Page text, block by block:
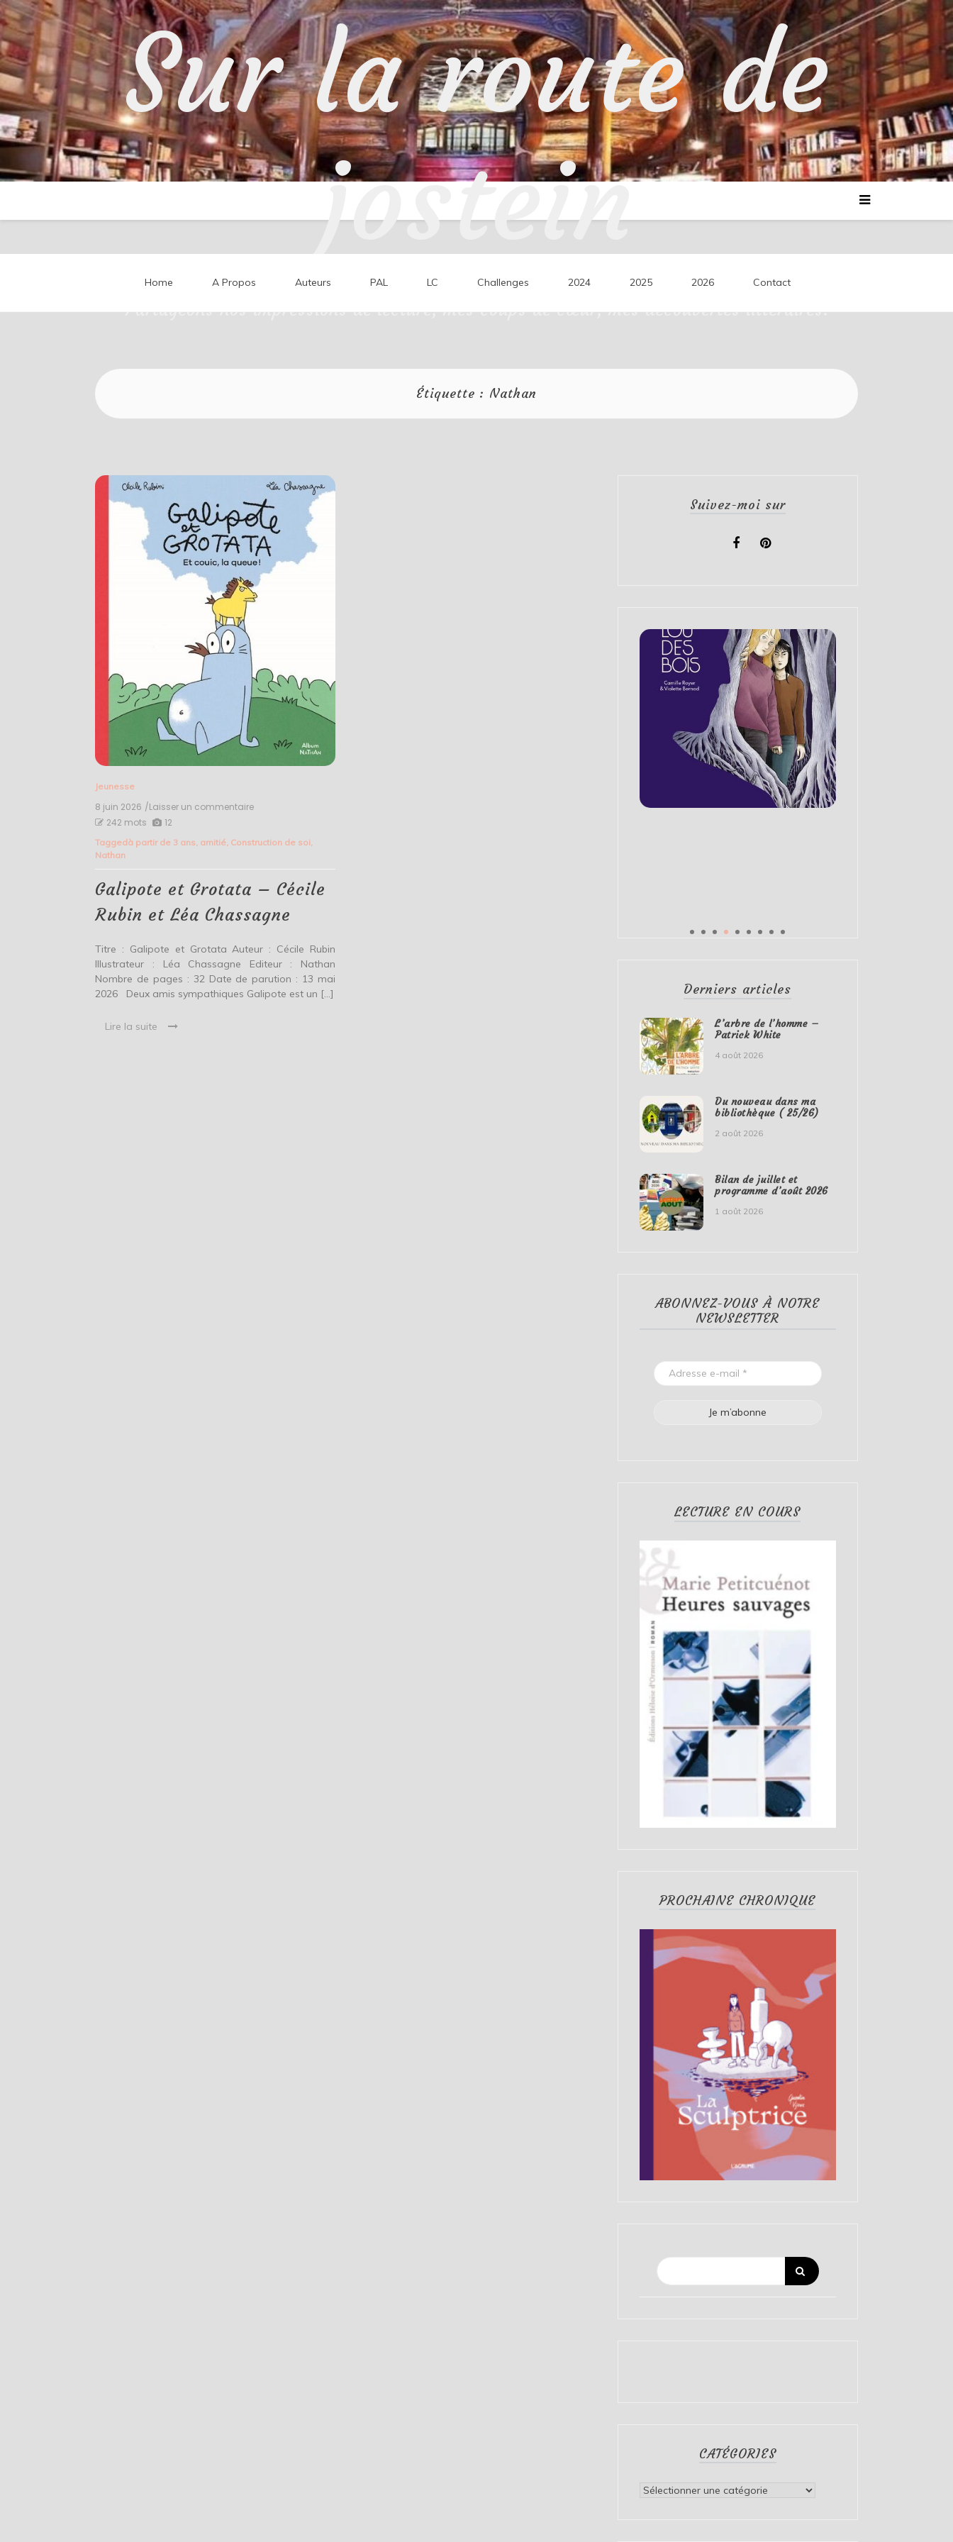
Skip
to
content
Sur la route de
jostein
Partageons nos impressions de lecture, mes coups de cœur, mes découvertes littéraires.
Home A Propos Auteurs PAL LC Challenges 2024 2025 2026 Contact
Étiquette : Nathan
Jeunesse
8 juin 2026 /Laisser un commentaire
Grotata
Rubin
Chassagne
242 mots 12
Taggedà partir de 3 ans amitié Construction de soi
Nathan
Galipote et Grotata – Cécile
Rubin et Léa Chassagne
Titre : Galipote et Grotata Auteur : Cécile Rubin
Illustrateur : Léa Chassagne Editeur : Nathan
Nombre de pages : 32 Date de parution : 13 mai
2026 Deux amis sympathiques Galipote est un […]
Lire la suite
Suivez-moi sur
Derniers articles
L’arbre de l’homme –
Patrick White
4 août 2026
Du nouveau dans ma
bibliothèque ( 25/26)
2 août 2026
Bilan de juillet et
programme d’août 2026
1 août 2026
ABONNEZ-VOUS À NOTRE
NEWSLETTER
LECTURE EN COURS
PROCHAINE CHRONIQUE
CATÉGORIES
Catégories